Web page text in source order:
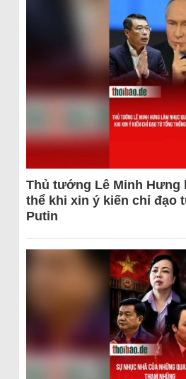
Thủ tướng Lê Minh Hưng
thể khi xin ý kiến chỉ đạo
Putin